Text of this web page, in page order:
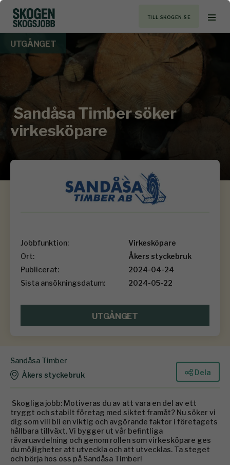
TILL SKOGEN.SE
UTGÅNGET
Sandåsa Timber söker
virkesköpare
Jobbfunktion:
Virkesköpare
Ort:
Åkers styckebruk
Publicerat:
2024-04-24
Sista ansökningsdatum:
2024-05-22
UTGÅNGET
Sandåsa Timber
Åkers styckebruk
Dela
Skogliga jobb: Motiveras du av att vara en del av ett
tryggt och stabilt företag med siktet framåt? Nu söker vi
dig som vill bli en viktig och avgörande faktor i företagets
hållbara tillväxt. Vi bygger ut vår befintliga
råvaruavdelning och genom rollen som virkesköpare ges
du möjligheter att utveckla och att utvecklas. Ta steget
och börja hos oss på Sandåsa Timber!